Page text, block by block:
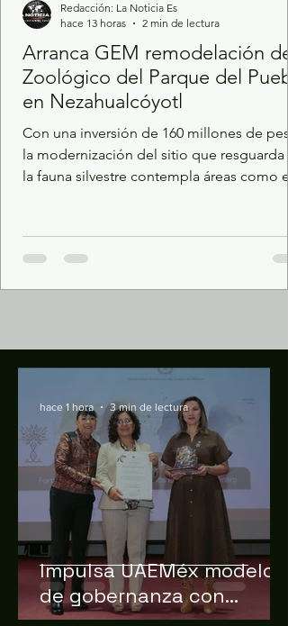
Arranca GEM remodelación del
Zoológico del Parque del
en Nezahualcóyotl
Con una inversión de 160 millones de
la modernización del sitio que resguarda a
la fauna silvestre contempla áreas como el
compromisos asumidos con las familias
municipio de Nezahualcóyotl, la
modernización del Zoológico del Parque
del Pueblo, un sitio para la conservación
Redacción: La Noticia Es
hace 13 horas
2 min de lectura
Impulsa UAEMéx modelo
de gobernanza con
perspectiva de igualdad y
hace 1 hora 3 min de lectura